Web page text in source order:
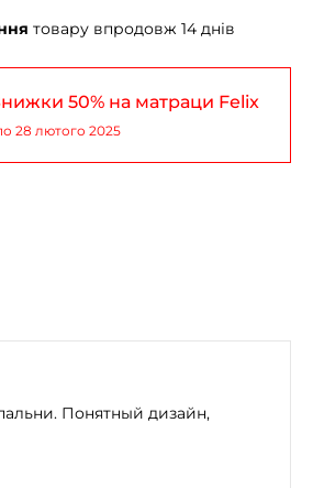
товару впродовж 14 днів
50% на матраци Felix
28 лютого 2025
Понятный дизайн,